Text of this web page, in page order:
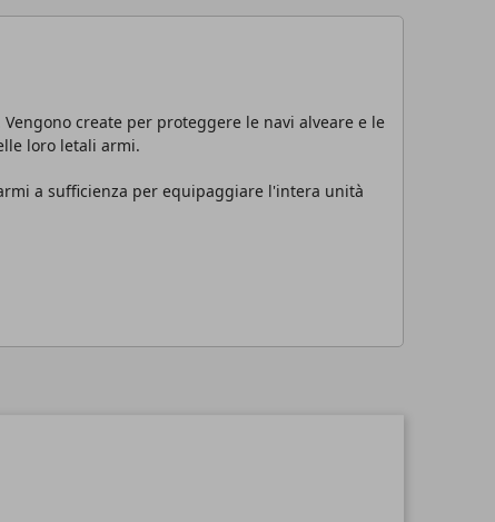
create per proteggere le navi alveare e le
loro letali armi.
a sufficienza per equipaggiare l'intera unità